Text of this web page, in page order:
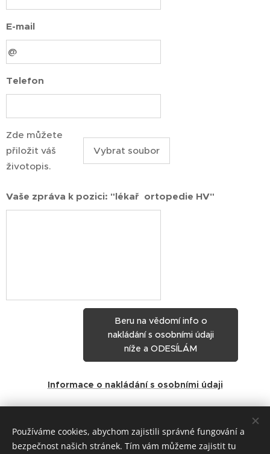
E-mail
Telefon
Zde můžete
přiložit váš
životopis.
Vybrat soubor
Vaše zpráva k pozici: "lékař ortopedie HV"
Beru na vědomí info o
nakládání s osobními údaji
níže a ODESÍLÁM
Informace o nakládání s osobními údaji
Share
Používáme cookies, abychom zajistili správné fungování a
bezpečnost našich stránek. Tím vám můžeme zajistit tu